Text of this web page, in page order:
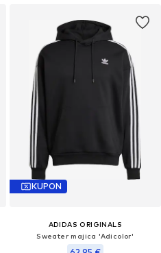
KUPON
ADIDAS ORIGINALS
Sweater majica 'Adicolor'